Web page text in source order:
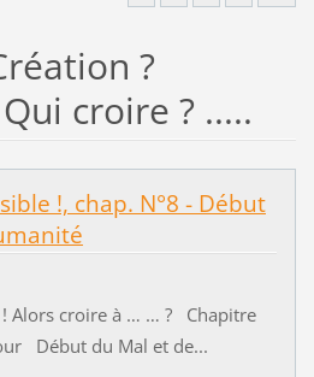
?
croire ? .....
!, chap. N°8 - Début
! Alors croire à … … ? Chapitre
Début du Mal et de...